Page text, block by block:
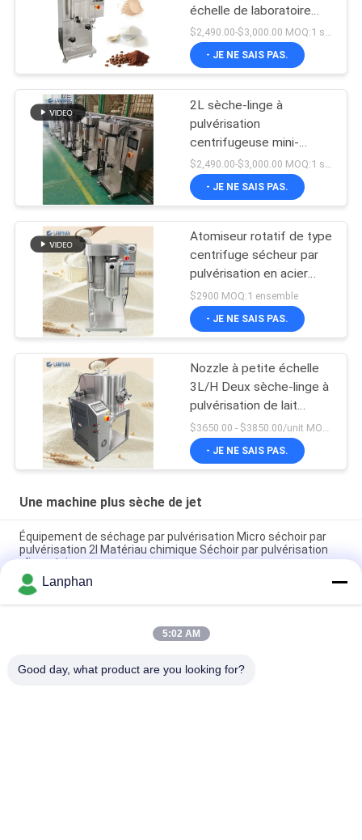
échelle de laboratoire
atomisateur poudre de
lait 2000 ml/h
$2,490.00-$3,000.00 MOQ:1 série
- JE NE SAIS PAS.
2L sèche-linge à
pulvérisation
centrifugeuse mini-
atomisateur de poudre
de lait liquide pour
laboratoire
$2,490.00-$3,000.00 MOQ:1 série
- JE NE SAIS PAS.
Atomiseur rotatif de type
centrifuge sécheur par
pulvérisation en acier
inoxydable
$2900 MOQ:1 ensemble
- JE NE SAIS PAS.
Nozzle à petite échelle
3L/H Deux sèche-linge à
pulvérisation de lait
liquide Pour faire du lait
de lactosérum en poudre
- JE NE SAIS PAS.
Une machine plus sèche de jet
Équipement de séchage par pulvérisation Micro séchoir par
pulvérisation 2l Matériau chimique Séchoir par pulvérisation
alimentaire
Machine de séchage par pulvérisation pilote Machine de
séchage par pulvérisation Petit séchoir à pulvérisation pour la
Lanphan
5:02 AM
Good day, what product are you looking for?